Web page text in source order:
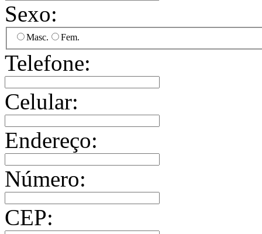
Sexo:
Masc. Fem.
Telefone:
Celular:
Endereço:
Número:
CEP: